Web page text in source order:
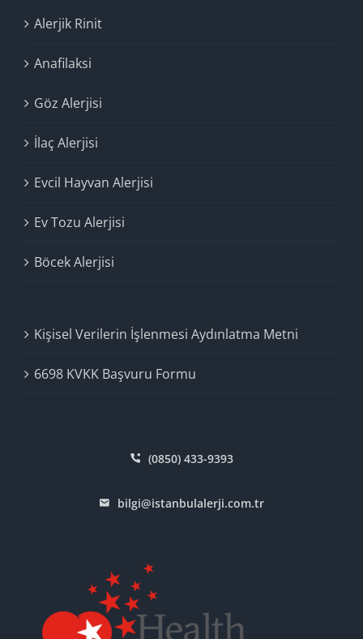
Alerjik Rinit
Anafilaksi
Göz Alerjisi
İlaç Alerjisi
Evcil Hayvan Alerjisi
Ev Tozu Alerjisi
Böcek Alerjisi
Kişisel Verilerin İşlenmesi Aydınlatma Metni
6698 KVKK Başvuru Formu
(0850) 433-9393
bilgi@istanbulalerji.com.tr